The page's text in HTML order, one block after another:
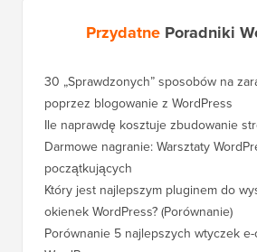
Przydatne Poradniki
30 „Sprawdzonych” sposobów na
poprzez blogowanie z WordPress
Ile naprawdę kosztuje zbudowanie
Darmowe nagranie: Warsztaty
początkujących
Który jest najlepszym pluginem do